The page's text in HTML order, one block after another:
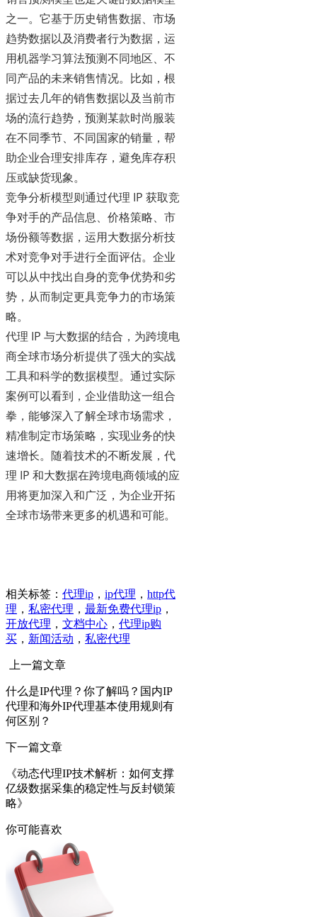
之一。它基于历史销售数据、市场
趋势数据以及消费者行为数据，运
用机器学习算法预测不同地区、不
同产品的未来销售情况。比如，根
据过去几年的销售数据以及当前市
场的流行趋势，预测某款时尚服装
在不同季节、不同国家的销量，帮
助企业合理安排库存，避免库存积
压或缺货现象。
竞争分析模型则通过代理 IP 获取竞
争对手的产品信息、价格策略、市
场份额等数据，运用大数据分析技
术对竞争对手进行全面评估。企业
可以从中找出自身的竞争优势和劣
势，从而制定更具竞争力的市场策
略。
代理 IP 与大数据的结合，为跨境电
商全球市场分析提供了强大的实战
工具和科学的数据模型。通过实际
案例可以看到，企业借助这一组合
拳，能够深入了解全球市场需求，
精准制定市场策略，实现业务的快
速增长。随着技术的不断发展，代
理 IP 和大数据在跨境电商领域的应
用将更加深入和广泛，为企业开拓
全球市场带来更多的机遇和可能。
相关标签： 代理ip ， ip代理 ， http代
理 ， 私密代理 ， 最新免费代理ip ，
开放代理 ， 文档中心 ， 代理ip购
买 ， 新闻活动 ， 私密代理
上一篇文章
什么是IP代理？你了解吗？国内IP
代理和海外IP代理基本使用规则有
何区别？
下一篇文章
《动态代理IP技术解析：如何支撑
亿级数据采集的稳定性与反封锁策
略》
你可能喜欢